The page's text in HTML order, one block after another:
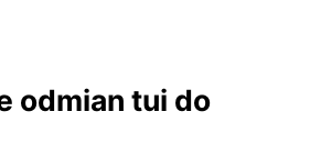
odmian tui do